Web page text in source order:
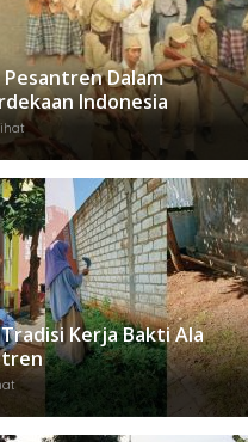
Dalam
Indonesia
Kerja Bakti Ala